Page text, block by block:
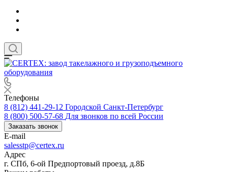
Телефоны
8 (812) 441-29-12 Городской Санкт-Петербург
8 (800) 500-57-68 Для звонков по всей России
Заказать звонок
E-mail
salesstp@certex.ru
Адрес
г. СПб, 6-ой Предпортовый проезд, д.8Б